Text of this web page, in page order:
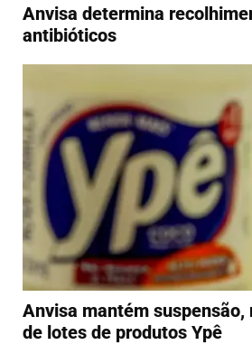
Anvisa determina
antibióticos
Anvisa mantém
de lotes de produtos Ypê